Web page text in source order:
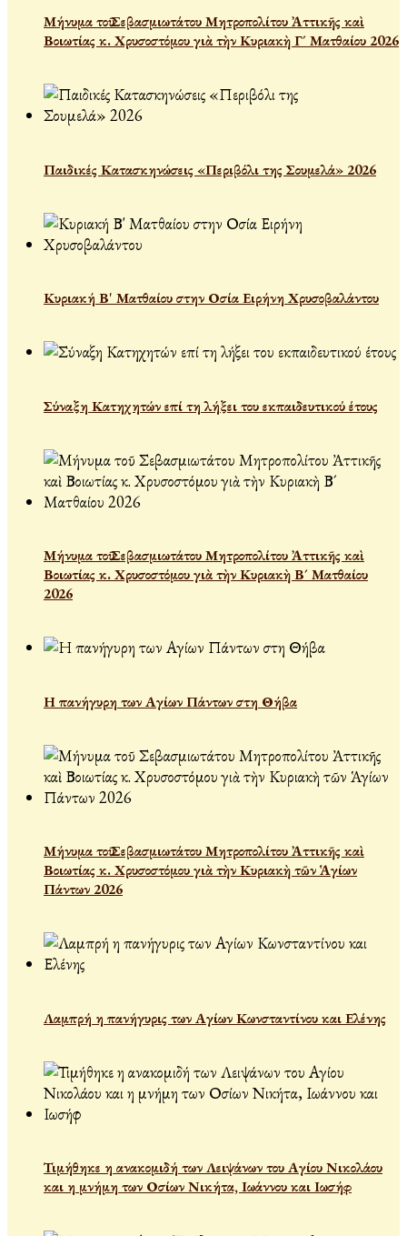
Μήνυμα τοῦ Σεβασμιωτάτου Μητροπολίτου Ἀττικῆς καὶ
Βοιωτίας κ. Χρυσοστόμου γιὰ τὴν Κυριακὴ Γ´ Ματθαίου 2026
Παιδικές Κατασκηνώσεις «Περιβόλι της Σουμελά» 2026
Κυριακή Β' Ματθαίου στην Οσία Ειρήνη Χρυσοβαλάντου
Σύναξη Κατηχητών επί τη λήξει του εκπαιδευτικού έτους
Μήνυμα τοῦ Σεβασμιωτάτου Μητροπολίτου Ἀττικῆς καὶ
Βοιωτίας κ. Χρυσοστόμου γιὰ τὴν Κυριακὴ Β´ Ματθαίου
2026
Η πανήγυρη των Αγίων Πάντων στη Θήβα
Μήνυμα τοῦ Σεβασμιωτάτου Μητροπολίτου Ἀττικῆς καὶ
Βοιωτίας κ. Χρυσοστόμου γιὰ τὴν Κυριακὴ τῶν Ἁγίων
Πάντων 2026
Λαμπρή η πανήγυρις των Αγίων Κωνσταντίνου και Ελένης
Τιμήθηκε η ανακομιδή των Λειψάνων του Αγίου Νικολάου
και η μνήμη των Οσίων Νικήτα, Ιωάννου και Ιωσήφ